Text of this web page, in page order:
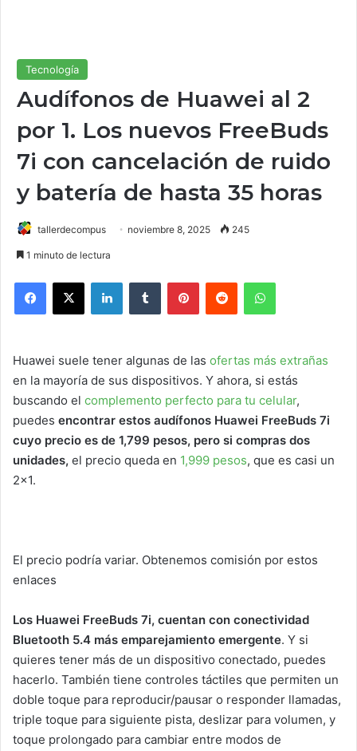
Tecnología
Audífonos de Huawei al 2
por 1. Los nuevos FreeBuds
7i con cancelación de ruido
y batería de hasta 35 horas
tallerdecompus noviembre 8, 2025 245
1 minuto de lectura
Huawei suele tener algunas de las ofertas más extrañas
en la mayoría de sus dispositivos. Y ahora, si estás
buscando el complemento perfecto para tu celular,
puedes encontrar estos audífonos Huawei FreeBuds 7i
cuyo precio es de 1,799 pesos, pero si compras dos
unidades, el precio queda en 1,999 pesos, que es casi un
2×1.
El precio podría variar. Obtenemos comisión por estos
enlaces
Los Huawei FreeBuds 7i, cuentan con conectividad
Bluetooth 5.4 más emparejamiento emergente. Y si
quieres tener más de un dispositivo conectado, puedes
hacerlo. También tiene controles táctiles que permiten un
doble toque para reproducir/pausar o responder llamadas,
triple toque para siguiente pista, deslizar para volumen, y
toque prolongado para cambiar entre modos de